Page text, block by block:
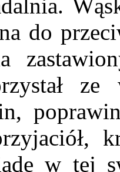
do
w tej